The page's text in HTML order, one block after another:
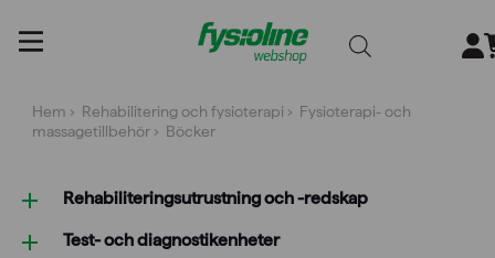
innehållet
Hem › Rehabilitering och fysioterapi › Fysioterapi- och
massagetillbehör › Böcker
Rehabiliterings­utrustning och -redskap
Test- och diagnostikenheter